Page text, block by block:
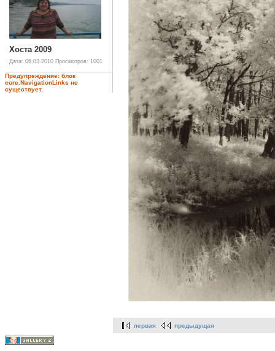
Хоста 2009
Дата: 06.03.2010 Просмотров: 1001
Предупреждение: блок
core.NavigationLinks не
существует.
первая предыдущая